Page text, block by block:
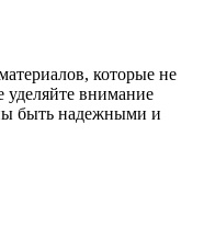
которые не
уделяйте внимание
быть надежными и